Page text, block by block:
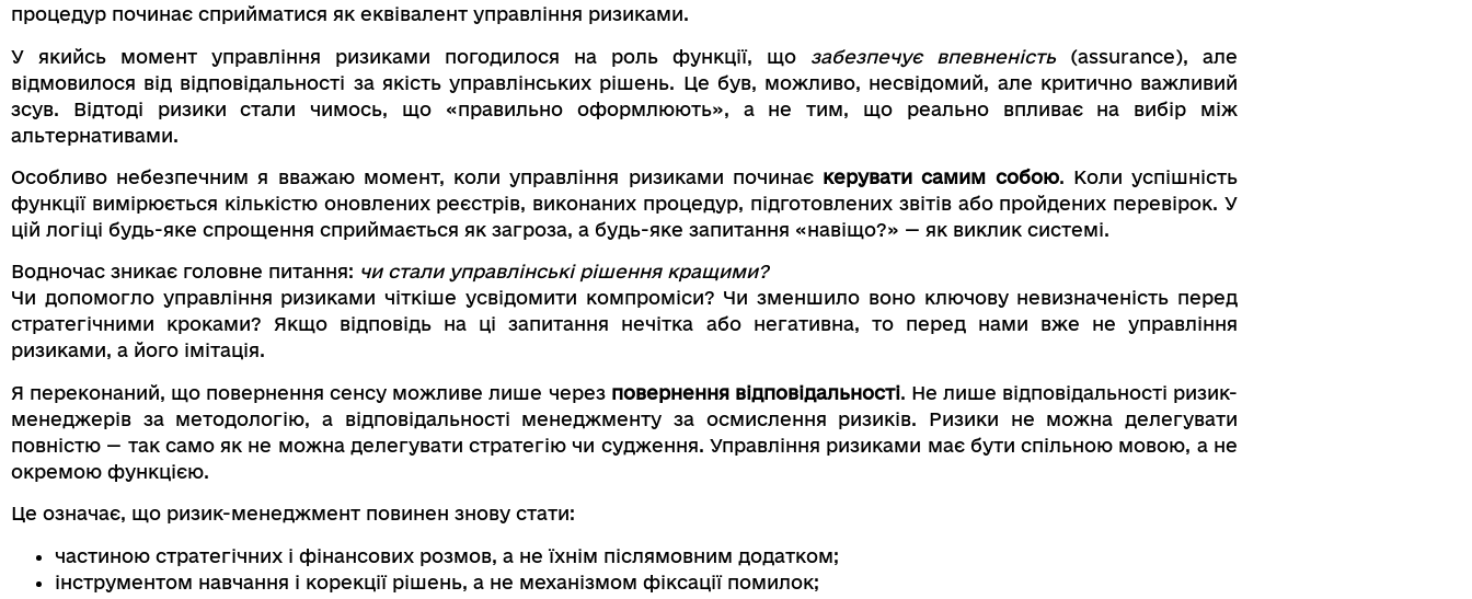
процедур починає сприйматися як еквівалент управління ризиками.
У якийсь момент управління ризиками погодилося на роль функції, що забезпечує впевненість (assurance), але
відмовилося від відповідальності за якість управлінських рішень. Це був, можливо, несвідомий, але критично важливий
зсув. Відтоді ризики стали чимось, що «правильно оформлюють», а не тим, що реально впливає на вибір між
альтернативами.
Особливо небезпечним я вважаю момент, коли управління ризиками починає керувати самим собою. Коли успішність
функції вимірюється кількістю оновлених реєстрів, виконаних процедур, підготовлених звітів або пройдених перевірок. У
цій логіці будь-яке спрощення сприймається як загроза, а будь-яке запитання «навіщо?» — як виклик системі.
Водночас зникає головне питання: чи стали управлінські рішення кращими?
Чи допомогло управління ризиками чіткіше усвідомити компроміси? Чи зменшило воно ключову невизначеність перед
стратегічними кроками? Якщо відповідь на ці запитання нечітка або негативна, то перед нами вже не управління
ризиками, а його імітація.
Я переконаний, що повернення сенсу можливе лише через повернення відповідальності. Не лише відповідальності ризик-
менеджерів за методологію, а відповідальності менеджменту за осмислення ризиків. Ризики не можна делегувати
повністю — так само як не можна делегувати стратегію чи судження. Управління ризиками має бути спільною мовою, а не
окремою функцією.
Це означає, що ризик-менеджмент повинен знову стати:
частиною стратегічних і фінансових розмов, а не їхнім післямовним додатком;
інструментом навчання і корекції рішень, а не механізмом фіксації помилок;